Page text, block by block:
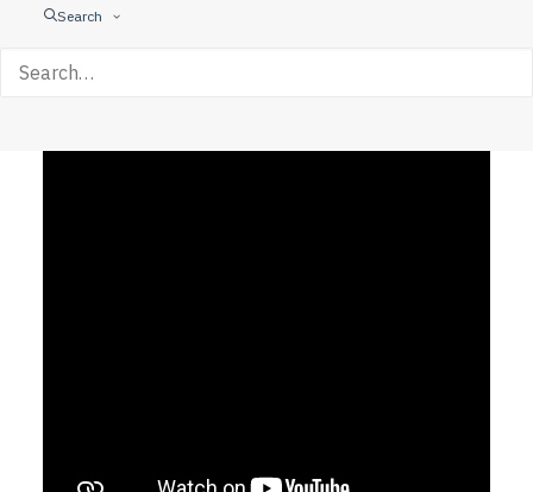
Search